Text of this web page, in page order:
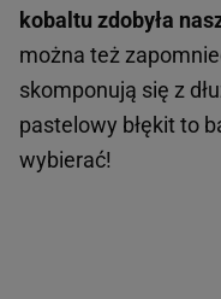
kobaltu zdobyła
można też
skomponują się z
pastelowy błękit to
wybierać!